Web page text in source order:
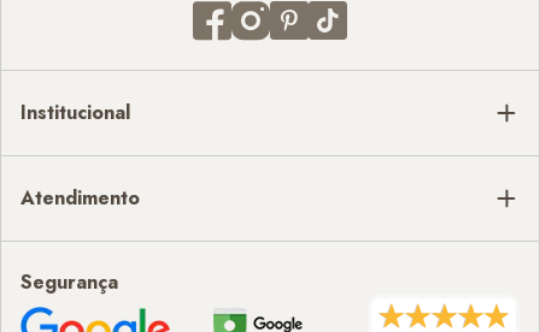
Institucional
Atendimento
Segurança